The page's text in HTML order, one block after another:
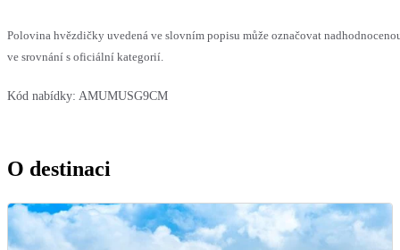
Polovina hvězdičky uvedená ve slovním popisu může označovat
ve srovnání s oficiální kategorií.
Kód nabídky: AMUMUSG9CM
O destinaci